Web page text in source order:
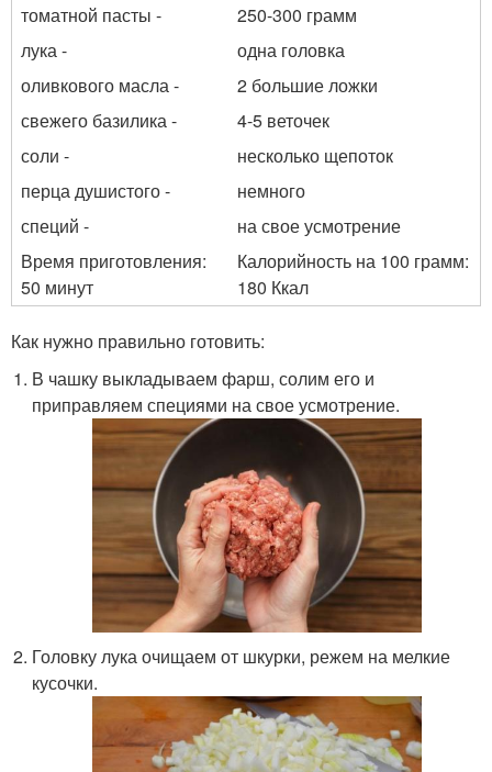
томатной пасты -
250-300 грамм
лука -
одна головка
оливкового масла -
2 большие ложки
свежего базилика -
4-5 веточек
соли -
несколько щепоток
перца душистого -
немного
специй -
на свое усмотрение
Время приготовления:
50 минут
Калорийность на 100 грамм:
180 Ккал
Как нужно правильно готовить:
В чашку выкладываем фарш, солим его и
приправляем специями на свое усмотрение.
Головку лука очищаем от шкурки, режем на мелкие
кусочки.